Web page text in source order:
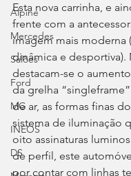
Alpine
Mercedes
Salões
Ford
MG
INEOS
DS
Esta nova carrinha, e
frente com a
imagem mais moderna
dinâmica e desportiva).
destacam-se o
da grelha
de ar, as formas finas
sistema de iluminação
oito assinaturas
de perfil, este
por contar com linhas